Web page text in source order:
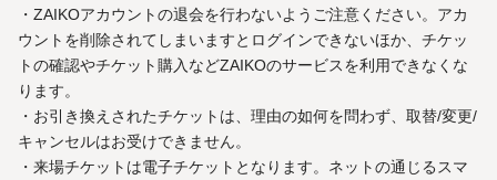
・ZAIKOアカウントの退会を行わないようご注意ください。アカ
ウントを削除されてしまいますとログインできないほか、チケッ
トの確認やチケット購入などZAIKOのサービスを利用できなくな
ります。
・お引き換えされたチケットは、理由の如何を問わず、取替/変更/
キャンセルはお受けできません。
・来場チケットは電子チケットとなります。ネットの通じるスマ